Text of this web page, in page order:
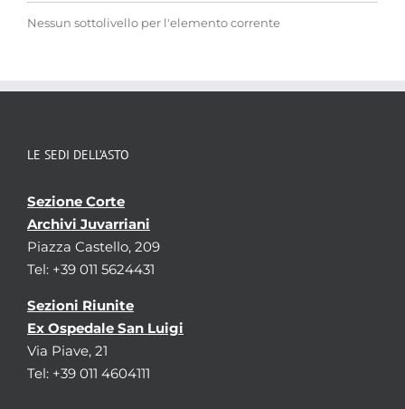
Nessun sottolivello per l'elemento corrente
LE SEDI DELL’ASTO
Sezione Corte
Archivi Juvarriani
Piazza Castello, 209
Tel: +39 011 5624431
Sezioni Riunite
Ex Ospedale San Luigi
Via Piave, 21
Tel: +39 011 4604111